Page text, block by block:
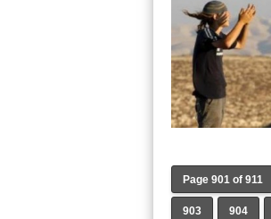
Page 901 of 911
903 904